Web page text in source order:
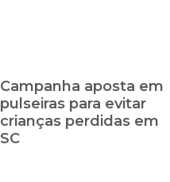
Campanha aposta em
pulseiras para evitar
crianças perdidas em
SC